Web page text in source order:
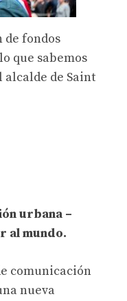
de fondos
que sabemos
de Saint
urbana –
al mundo.
comunicación
nueva